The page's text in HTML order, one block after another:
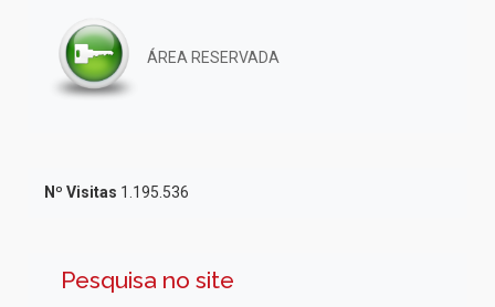
ÁREA RESERVADA
Nº Visitas 1.195.536
Pesquisa no site